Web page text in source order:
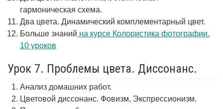
гармоническая схема.
Два цвета. Динамический комплементарный цвет.
Больше знаний на курсе Колористика фотографии.
10 уроков
Урок 7. Проблемы цвета. Диссонанс.
Анализ домашних работ.
Цветовой диссонанс. Фовизм, Экспрессионизм.